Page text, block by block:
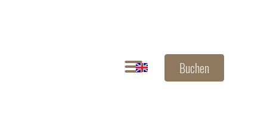
Buchen